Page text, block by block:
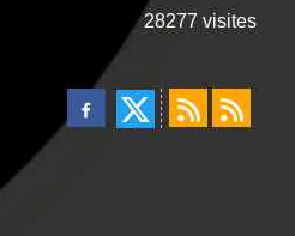
28277 visites